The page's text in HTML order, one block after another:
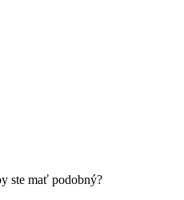
ste mať podobný?